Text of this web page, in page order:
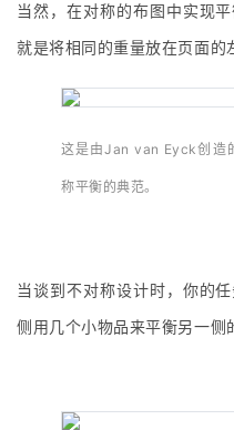
当然，在对称的布图中实现
就是将相同的重量放在页面的
这是由Jan van Eyck创造
称平衡的典范。
当谈到不对称设计时，你的
侧用几个小物品来平衡另一侧